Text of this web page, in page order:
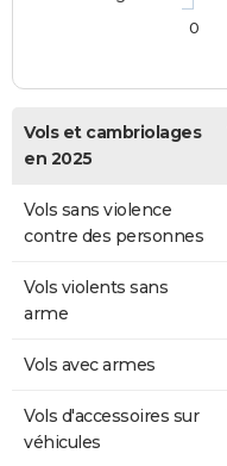
0
Vols et cambriolages
en 2025
Vols sans violence
contre des personnes
Vols violents sans
arme
Vols avec armes
Vols d'accessoires sur
véhicules